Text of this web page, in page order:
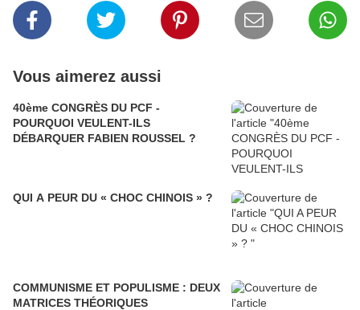
Vous aimerez aussi
40ème CONGRÈS DU PCF -
POURQUOI VEULENT-ILS
DÉBARQUER FABIEN ROUSSEL ?
QUI A PEUR DU « CHOC CHINOIS » ?
COMMUNISME ET POPULISME : DEUX
MATRICES THÉORIQUES